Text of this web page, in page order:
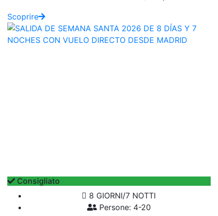
Scoprire
Consigliato
8 GIORNI/7 NOTTI
Persone: 4-20